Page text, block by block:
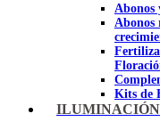
Abonos
Kits de
ILUMINACIÓN